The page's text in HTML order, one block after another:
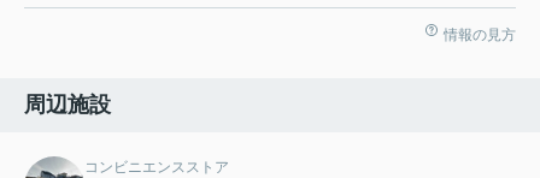
情報の見方
周辺施設
コンビニエンスストア